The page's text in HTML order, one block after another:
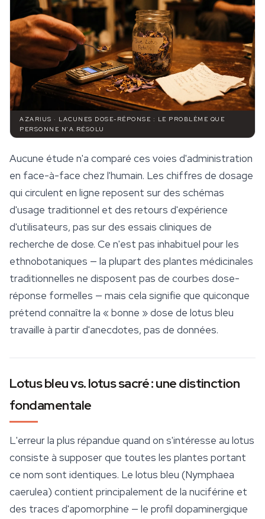
AZARIUS · LACUNES DOSE-RÉPONSE : LE PROBLÈME QUE
PERSONNE N'A RÉSOLU
Aucune étude n'a comparé ces voies d'administration
en face-à-face chez l'humain. Les chiffres de dosage
qui circulent en ligne reposent sur des schémas
d'usage traditionnel et des retours d'expérience
d'utilisateurs, pas sur des essais cliniques de
recherche de dose. Ce n'est pas inhabituel pour les
ethnobotaniques — la plupart des plantes médicinales
traditionnelles ne disposent pas de courbes dose-
réponse formelles — mais cela signifie que quiconque
prétend connaître la « bonne » dose de lotus bleu
travaille à partir d'anecdotes, pas de données.
Lotus bleu vs. lotus sacré : une distinction
fondamentale
L'erreur la plus répandue quand on s'intéresse au lotus
consiste à supposer que toutes les plantes portant
ce nom sont identiques. Le lotus bleu (Nymphaea
caerulea) contient principalement de la nuciférine et
des traces d'apomorphine — le profil dopaminergique